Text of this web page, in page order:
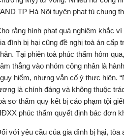
TP Hà Nội tuyên phạt tù chung
rằng hình phạt quá nghiêm khắc
đình bị hại cũng đề nghị toà án
Tại phiên toà phúc thẩm hôm
thẳng vào nhóm công nhân là
hiểm, nhưng vẫn cố ý thực hiện.
là chính đáng và không thuộc
sơ thẩm quy kết bị cáo phạm tội
phúc thẩm quyết định bác đơn
với yêu cầu của gia đình bị hại, tòa